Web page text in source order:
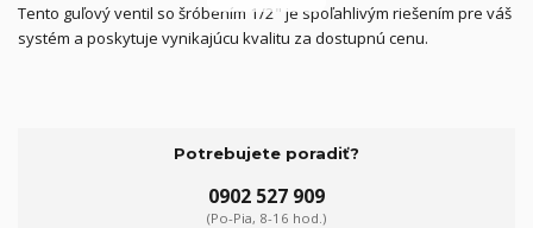
Tento guľový ventil so šróbením 1/2" je spoľahlivým riešením pre váš
systém a poskytuje vynikajúcu kvalitu za dostupnú cenu.
Potrebujete poradiť?
0902 527 909
(Po-Pia, 8-16 hod.)